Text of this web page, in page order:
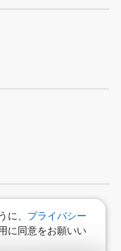
に、 プライバシー
に同意をお願いい